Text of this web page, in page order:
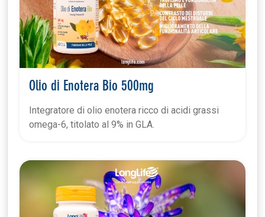
Olio di Enotera Bio 500mg
Integratore di olio enotera ricco di acidi grassi
omega-6, titolato al 9% in GLA.